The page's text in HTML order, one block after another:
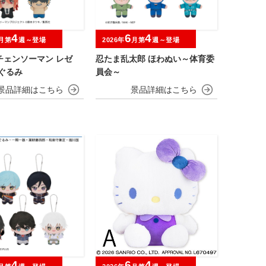
ェンソーマン レゼ
るみ
第4週～登場
忍たま乱太郎 ほわぬい～体育委
員会～
2026年6 月第4週～登場